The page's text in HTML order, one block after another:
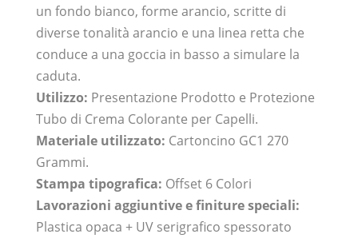
un fondo bianco, forme arancio, scritte di
diverse tonalità arancio e una linea retta che
conduce a una goccia in basso a simulare la
caduta.
Utilizzo: Presentazione Prodotto e Protezione
Tubo di Crema Colorante per Capelli.
Materiale utilizzato: Cartoncino GC1 270
Grammi.
Stampa tipografica: Offset 6 Colori
Lavorazioni aggiuntive e finiture speciali:
Plastica opaca + UV serigrafico spessorato